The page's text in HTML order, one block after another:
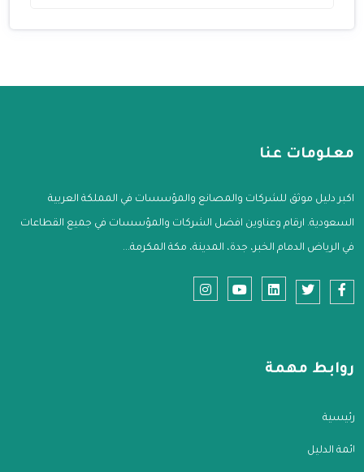
معلومات عنا
اكبر دليل موثق للشركات والمصانع والمؤسسات في المملكة العربية
السعودية. ارقام وعناوين افضل الشركات والمؤسسات في جميع القطاعات
في الرياض الدمام الخبر، جدة، المدينة، مكة المكرمة...
روابط مهمة
الرئيسية
قائمة الدليل